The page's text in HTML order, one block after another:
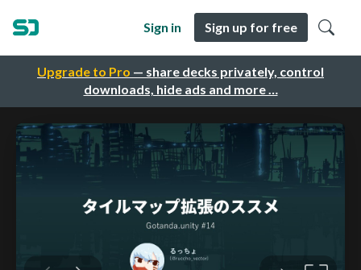
Upgrade to Pro — share decks privately, control
downloads, hide ads and more …
Sign in Sign up for free